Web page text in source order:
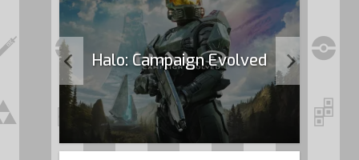
Halo: Campaign Evolved